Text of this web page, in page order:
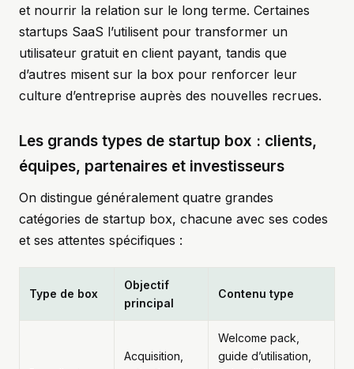
et nourrir la relation sur le long terme. Certaines
startups SaaS l’utilisent pour transformer un
utilisateur gratuit en client payant, tandis que
d’autres misent sur la box pour renforcer leur
culture d’entreprise auprès des nouvelles recrues.
Les grands types de startup box : clients,
équipes, partenaires et investisseurs
On distingue généralement quatre grandes
catégories de startup box, chacune avec ses codes
et ses attentes spécifiques :
Type de box
Objectif
principal
Contenu type
Acquisition,
Welcome pack,
guide d’utilisation,